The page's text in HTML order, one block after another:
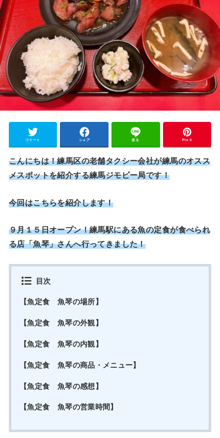
ツイート シェア 送る Pin it
こんにちは！練馬区の老舗タクシー会社が練馬のオスス
メスポットを紹介する練馬ジモピー局です！
今回はこちらを紹介します！
９月１５日オープン！練馬駅にある魚の定食が食べられ
る店「魚琴」さんへ行ってきました！
目次
【魚定食 魚琴の場所】
【魚定食 魚琴の外観】
【魚定食 魚琴の内観】
【魚定食 魚琴の商品・メニュー】
【魚定食 魚琴の感想】
【魚定食 魚琴の営業時間】